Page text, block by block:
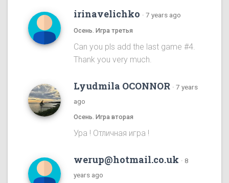
irinavelichko · 7 years ago
Осень. Игра третья
Can you pls add the last game #4.
Thank you very much.
Lyudmila OCONNOR · 7 years
ago
Осень. Игра вторая
Ура ! Отличная игра !
werup@hotmail.co.uk · 8
years ago